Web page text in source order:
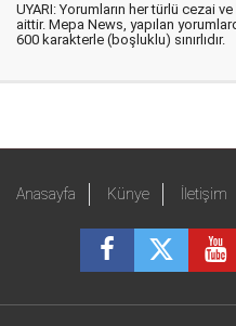
UYARI: Yorumların her türlü cezai
aittir. Mepa News, yapılan
600 karakterle (boşluklu) sınırlıdır.
Anasayfa Künye İletişim